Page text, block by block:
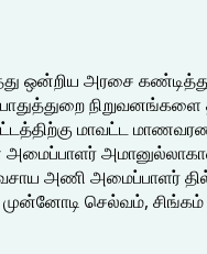
ஒன்றிய அரசை
மாவட்ட
விவசாய அணி
செல்வம், சிங்கம்